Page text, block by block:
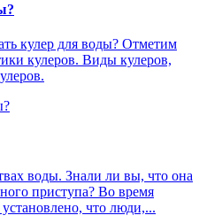
кулер для воды? Отметим
кулеров. Виды кулеров,
воды. Знали ли вы, что она
приступа? Во время
что люди,...